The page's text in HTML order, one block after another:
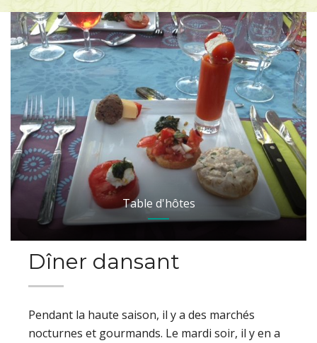
Table d'hôtes
Dîner dansant
Pendant la haute saison, il y a des marchés
nocturnes et gourmands. Le mardi soir, il y en a